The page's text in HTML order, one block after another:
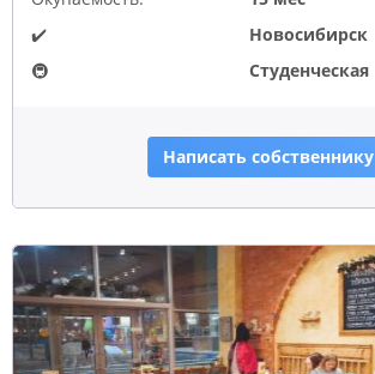
✔️
Новосибирск
🚇
Студенческая
Написать собственнику